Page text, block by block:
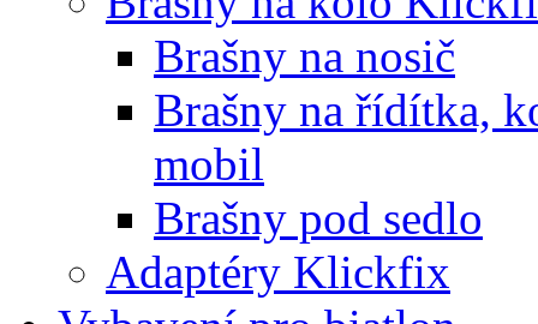
Brašny na nosič
Brašny na řídítka,
mobil
Brašny pod sedlo
Adaptéry Klickfix